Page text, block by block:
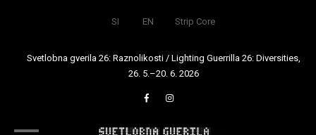
SI EN Strip Core
Svetlobna gverila 26: Raznolikosti / Lighting Guerrilla 26: Diversities,
26. 5.–20. 6. 2026